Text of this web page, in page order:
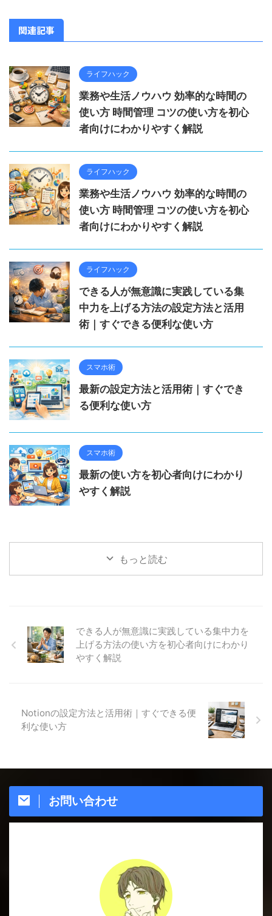
関連記事
ライフハック
業務や生活ノウハウ 効率的な時間の
使い方 時間管理 コツの使い方を初心
者向けにわかりやすく解説
ライフハック
業務や生活ノウハウ 効率的な時間の
使い方 時間管理 コツの使い方を初心
者向けにわかりやすく解説
ライフハック
できる人が無意識に実践している集
中力を上げる方法の設定方法と活用
術｜すぐできる便利な使い方
スマホ術
最新の設定方法と活用術｜すぐでき
る便利な使い方
スマホ術
最新の使い方を初心者向けにわかり
やすく解説
もっと読む
できる人が無意識に実践している集中力を
上げる方法の使い方を初心者向けにわかり
やすく解説
Notionの設定方法と活用術｜すぐできる便
利な使い方
お問い合わせ